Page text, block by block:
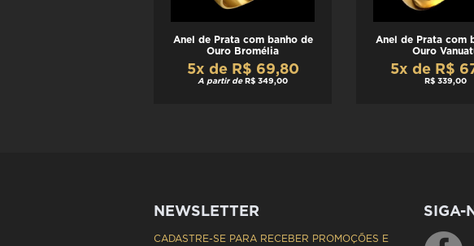
Anel de Prata com banho de
Ouro Bromélia
5x de R$ 69,80
A partir de R$ 349,00
Anel de Prata com
Ouro
5x de R$
R$ 339,00
NEWSLETTER
CADASTRE-SE PARA RECEBER PROMOÇÕES E
SIGA-